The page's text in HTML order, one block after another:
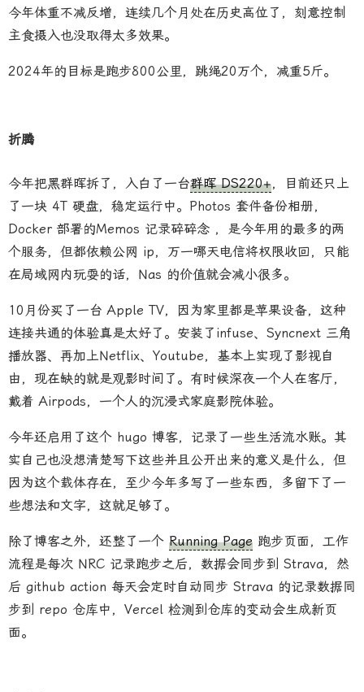
今年体重不减反增，连续几个月处在历史高位了，刻意控制
主食摄入也没取得太多效果。
2024年的目标是跑步800公里，跳绳20万个，减重5斤。
折腾
今年把黑群晖拆了，入白了一台群晖 DS220+，目前还只上
了一块 4T 硬盘，稳定运行中。Photos 套件备份相册，
Docker 部署的Memos 记录碎碎念 ，是今年用的最多的两
个服务，但都依赖公网 ip，万一哪天电信将权限收回，只能
在局域网内玩耍的话，Nas 的价值就会减小很多。
10月份买了一台 Apple TV，因为家里都是苹果设备，这种
连接共通的体验真是太好了。安装了infuse、Syncnext 三角
播放器、再加上Netflix、Youtube，基本上实现了影视自
由，现在缺的就是观影时间了。有时候深夜一个人在客厅，
戴着 Airpods，一个人的沉浸式家庭影院体验。
今年还启用了这个 hugo 博客，记录了一些生活流水账。其
实自己也没想清楚写下这些并且公开出来的意义是什么，但
因为这个载体存在，至少今年多写了一些东西，多留下了一
些想法和文字，这就足够了。
除了博客之外，还整了一个 Running Page 跑步页面，工作
流程是每次 NRC 记录跑步之后，数据会同步到 Strava，然
后 github action 每天会定时自动同步 Strava 的记录数据同
步到 repo 仓库中，Vercel 检测到仓库的变动会生成新页
面。